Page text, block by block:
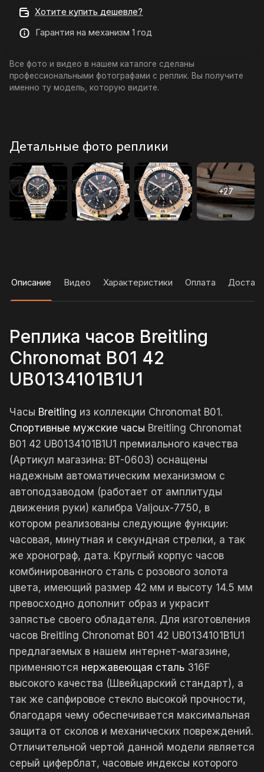
Хотите купить дешевле?
Гарантия на механизм 1 год
Все фото и видео в нашем каталоге сделаны
профессиональными фотографами с реплик. Вы получите
именно ту модель, которую видите.
Детальные фото реплики
Описание Видео Характеристики Оплата
Реплика часов Breitling
Chronomat B01 42
UB0134101B1U1
Часы Breitling из коллекции Chronomat B01.
Спортивные мужские часы Breitling Chronomat
B01 42 UB0134101B1U1 премиального качества
(Артикул магазина: BT-0603) оснащены
надежным автоматическим механизмом с
автоподзаводом (работает от амплитуды
движения руки) калибра Valjoux-7750, в
котором реализованы следующие функции:
часовая, минутная и секундная стрелки, а так
же хронограф, дата. Круглый корпус часов
комбинированного сталь с розового золота
цвета, имеющий размер 42 мм и высоту 14.5 мм
превосходно дополнит образ и украсит
запястье своего обладателя. Для изготовления
часов Breitling Chronomat B01 42 UB0134101B1U1
предлагаемых в нашем интернет-магазине,
применяются нержавеющая сталь 316F
высокого качества (Швейцарский стандарт), а
так же сапфировое стекло высокой прочности,
благодаря чему обеспечивается максимальная
защита от сколов и механических повреждений.
Отличительной чертой данной модели является
серый циферблат, часовые индексы которого